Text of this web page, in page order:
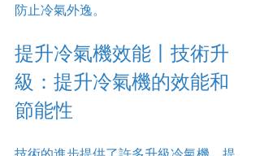
防止冷氣外逸。
提升冷氣機效能丨技術升
級：提升冷氣機的效能和
節能性